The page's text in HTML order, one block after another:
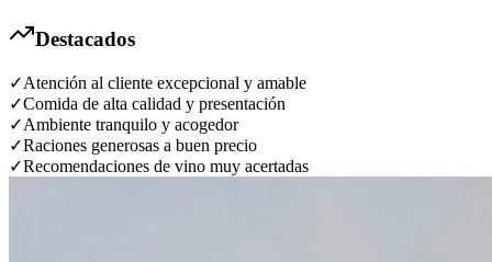
Destacados
✓Atención al cliente excepcional y amable
✓Comida de alta calidad y presentación
✓Ambiente tranquilo y acogedor
✓Raciones generosas a buen precio
✓Recomendaciones de vino muy acertadas